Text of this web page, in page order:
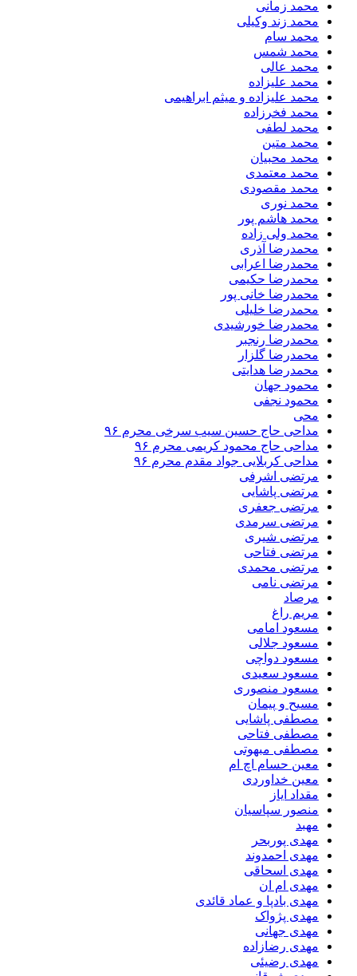
محمد زمانی
محمد زند وکیلی
محمد سام
محمد شمس
محمد عالی
محمد علیزاده
محمد علیزاده و میثم ابراهیمی
محمد فخرزاده
محمد لطفی
محمد متین
محمد محبیان
محمد معتمدی
محمد مقصودی
محمد نوری
محمد هاشم پور
محمد ولی زاده
محمدرضا آذری
محمدرضا اعرابی
محمدرضا حکیمی
محمدرضا خانی پور
محمدرضا خلیلی
محمدرضا خورشیدی
محمدرضا رنجبر
محمدرضا گلزار
محمدرضا هدایتی
محمود جهان
محمود نجفی
محی
مداحی حاج حسین سیب سرخی محرم ۹۶
مداحی حاج محمود کریمی محرم ۹۶
مداحی کربلایی جواد مقدم محرم ۹۶
مرتضی اشرفی
مرتضی پاشایی
مرتضی جعفری
مرتضی سرمدی
مرتضی شیری
مرتضی فتاحی
مرتضی محمدی
مرتضی نامی
مرصاد
مریم راغ
مسعود امامی
مسعود جلالی
مسعود دواچی
مسعود سعیدی
مسعود منصوری
مسیح و پیمان
مصطفی پاشایی
مصطفی فتاحی
مصطفی مبهوتی
معین حسام اچ ام
معین خداوردی
مقداد ایاز
منصور سپاسیان
مهبد
مهدى پوربحر
مهدی احمدوند
مهدی اسحاقی
مهدی ام ان
مهدی بادپا و عماد قائدی
مهدی پژواک
مهدی جهانی
مهدی رضازاده
مهدی رضیئی